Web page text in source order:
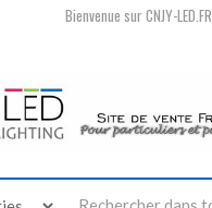
Bienvenue sur CNJY-LED.FR